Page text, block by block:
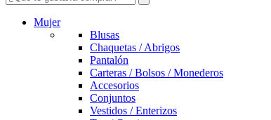
Mujer
Blusas
Chaquetas / Abrigos
Pantalón
Carteras / Bolsos / Monederos
Accesorios
Conjuntos
Vestidos / Enterizos